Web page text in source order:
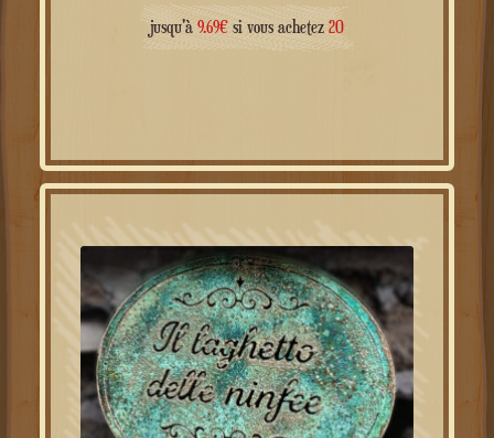
jusqu'à 9.69€ si vous achetez20